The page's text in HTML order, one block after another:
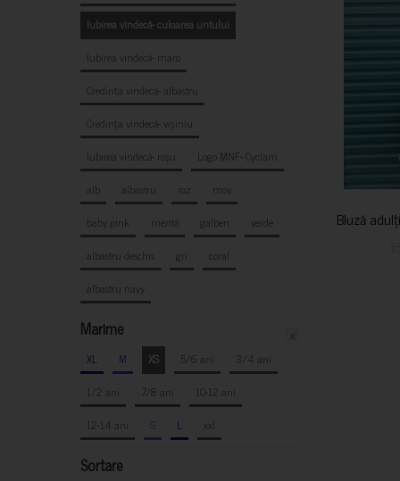
Iubirea vindecă- culoarea untului
Iubirea vindecă- maro
Credința vindecă- albastru
Credința vindecă- vișiniu
Iubirea vindecă- roșu
Logo MNF- Cyclam
alb
albastru roz
mov
baby pink
mentă galben
verde
albastru deschis
gri
coral
albastru navy
Marime
XL M XS 5/6 ani
3/4 ani
1/2 ani
7/8 ani
10-12 ani
12-14 ani
S L xxl
Sortare
Bluză